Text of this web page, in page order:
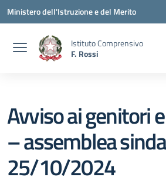
Vai ai contenuti
Vai al menu di navigazione
Vai al footer
Ministero dell'Istruzione e del Merito
Istituto Comprensivo
F. Rossi
Avviso ai genitori
– assemblea
25/10/2024